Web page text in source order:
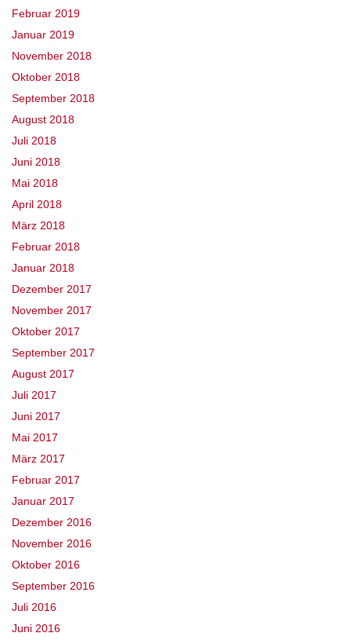
Februar 2019
Januar 2019
November 2018
Oktober 2018
September 2018
August 2018
Juli 2018
Juni 2018
Mai 2018
April 2018
März 2018
Februar 2018
Januar 2018
Dezember 2017
November 2017
Oktober 2017
September 2017
August 2017
Juli 2017
Juni 2017
Mai 2017
März 2017
Februar 2017
Januar 2017
Dezember 2016
November 2016
Oktober 2016
September 2016
Juli 2016
Juni 2016